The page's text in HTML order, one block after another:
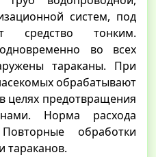
систем, под
средство тонким.
во всех
тараканы. При
обрабатывают
предотвращения
Норма расхода
обработки
тараканов.